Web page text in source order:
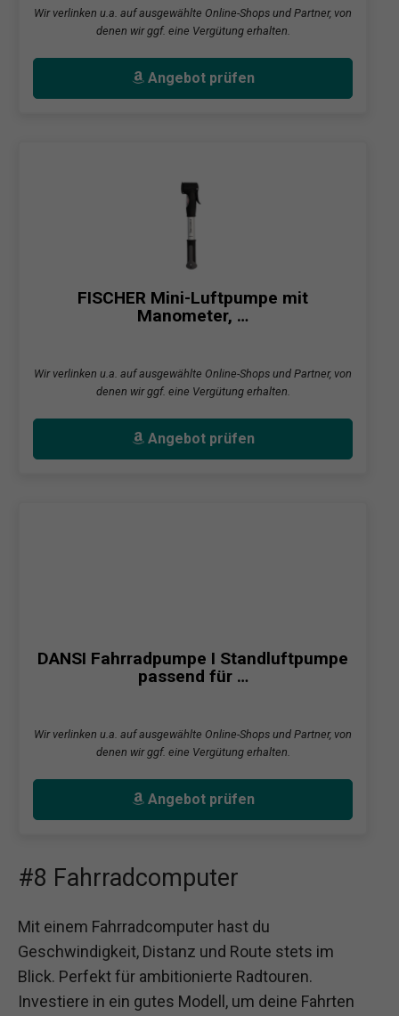
Wir verlinken u.a. auf ausgewählte Online-Shops und Partner, von
denen wir ggf. eine Vergütung erhalten.
Angebot prüfen
FISCHER Mini-Luftpumpe mit
Manometer, …
Wir verlinken u.a. auf ausgewählte Online-Shops und Partner, von
denen wir ggf. eine Vergütung erhalten.
Angebot prüfen
DANSI Fahrradpumpe I Standluftpumpe
passend für …
Wir verlinken u.a. auf ausgewählte Online-Shops und Partner, von
denen wir ggf. eine Vergütung erhalten.
Angebot prüfen
#8 Fahrradcomputer
Mit einem Fahrradcomputer hast du
Geschwindigkeit, Distanz und Route stets im
Blick. Perfekt für ambitionierte Radtouren.
Investiere in ein gutes Modell, um deine Fahrten